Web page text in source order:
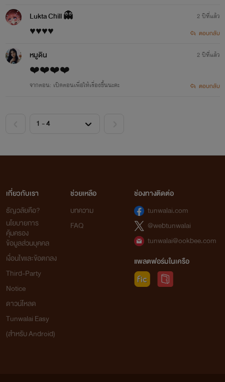
(･´з`･)*.‘ﾟ･✿.｡. *.:｡✿*ﾟ’ﾟ･✿.｡.*.:(●´з`)♡
ขอบคุณทุกท่านที่ติดตาม และ สนับสนุนไรท์นะคะ
Lukta Chill 👻
♥️♥️♥️♥️
2 ปีที่แล้ว
ตอบกลับ
หมูดิน
❤️❤️❤️❤️
จากตอน: เปิดตอนเพื่อให้เรื่องขึ้นนะคะ
2 ปีที่แล้ว
ตอบกลับ
เกี่ยวกับเรา
ธัญวลัยคือ?
นโยบายการ
คุ้มครอง
ข้อมูลส่วนบุคคล
เงื่อนไขและข้อตกลง
Third-Party
Notice
ดาวน์โหลด
Tunwalai Easy
(สำหรับ Android)
ช่วยเหลือ
บทความ
FAQ
ช่องทางติดต่อ
tunwalai.com
@webtunwalai
tunwalai@ookbee.com
แพลตฟอร์มในเครือ